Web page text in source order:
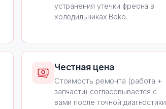
устранения утечки фреона в
холодильниках Beko.
Честная цена
Стоимость ремонта (работа +
запчасти) согласовывается с
вами после точной диагностики